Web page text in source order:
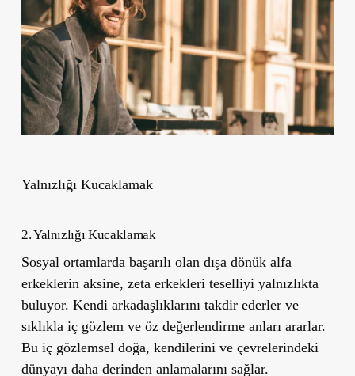
Yalnızlığı Kucaklamak
2. Yalnızlığı Kucaklamak
Sosyal ortamlarda başarılı olan dışa dönük alfa
erkeklerin aksine, zeta erkekleri teselliyi yalnızlıkta
buluyor. Kendi arkadaşlıklarını takdir ederler ve
sıklıkla iç gözlem ve öz değerlendirme anları ararlar.
Bu iç gözlemsel doğa, kendilerini ve çevrelerindeki
dünyayı daha derinden anlamalarını sağlar.